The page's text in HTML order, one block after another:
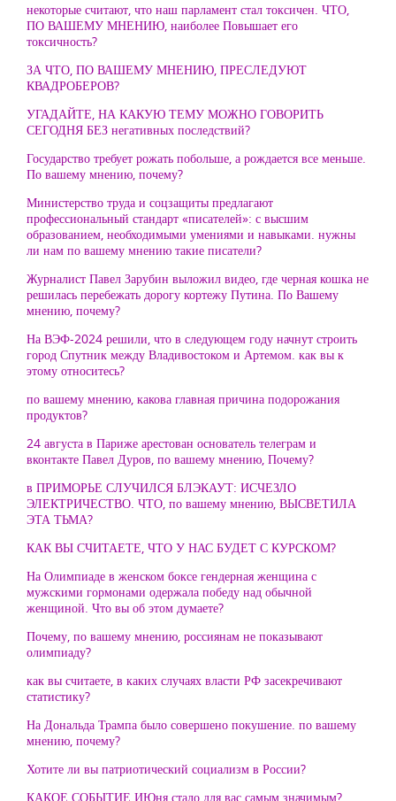
некоторые считают, что наш парламент стал токсичен. ЧТО,
ПО ВАШЕМУ МНЕНИЮ, наиболее Повышает его
токсичность?
ЗА ЧТО, ПО ВАШЕМУ МНЕНИЮ, ПРЕСЛЕДУЮТ
КВАДРОБЕРОВ?
УГАДАЙТЕ, НА КАКУЮ ТЕМУ МОЖНО ГОВОРИТЬ
СЕГОДНЯ БЕЗ негативных последствий?
Государство требует рожать побольше, а рождается все меньше.
По вашему мнению, почему?
Министерство труда и соцзащиты предлагают
профессиональный стандарт «писателей»: с высшим
образованием, необходимыми умениями и навыками. нужны
ли нам по вашему мнению такие писатели?
Журналист Павел Зарубин выложил видео, где черная кошка не
решилась перебежать дорогу кортежу Путина. По Вашему
мнению, почему?
На ВЭФ-2024 решили, что в следующем году начнут строить
город Спутник между Владивостоком и Артемом. как вы к
этому относитесь?
по вашему мнению, какова главная причина подорожания
продуктов?
24 августа в Париже арестован основатель телеграм и
вконтакте Павел Дуров, по вашему мнению, Почему?
в ПРИМОРЬЕ СЛУЧИЛСЯ БЛЭКАУТ: ИСЧЕЗЛО
ЭЛЕКТРИЧЕСТВО. ЧТО, по вашему мнению, ВЫСВЕТИЛА
ЭТА ТЬМА?
КАК ВЫ СЧИТАЕТЕ, ЧТО У НАС БУДЕТ С КУРСКОМ?
На Олимпиаде в женском боксе гендерная женщина с
мужскими гормонами одержала победу над обычной
женщиной. Что вы об этом думаете?
Почему, по вашему мнению, россиянам не показывают
олимпиаду?
как вы считаете, в каких случаях власти РФ засекречивают
статистику?
На Дональда Трампа было совершено покушение. по вашему
мнению, почему?
Хотите ли вы патриотический социализм в России?
КАКОЕ СОБЫТИЕ ИЮня стало для вас самым значимым?